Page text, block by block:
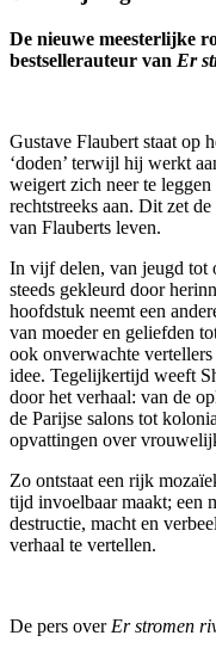
De nieuwe meesterlijke
bestsellerauteur van Er
Gustave Flaubert staat op
‘doden’ terwijl hij werkt
weigert zich neer te
rechtstreeks aan. Dit zet
van Flauberts leven.
In vijf delen, van jeugd tot
steeds gekleurd door
hoofdstuk neemt een
van moeder en geliefden
ook onverwachte
idee. Tegelijkertijd weeft
door het verhaal: van de
de Parijse salons tot
opvattingen over
Zo ontstaat een rijk
tijd invoelbaar maakt; een
destructie, macht en
verhaal te vertellen.
De pers over Er stromen